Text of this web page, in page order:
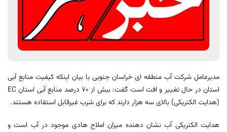
مدیرعامل شرکت آب منطقه ای خراسان جنوبی با بیان اینکه کیفیت منابع آبی
استان در حال تغییر و افت است گفت: بیش از ۷۰ درصد منابع آبی استان EC
(هدایت الکتریکی) بالای سه هزار دارند که برای شرب غیرقابل استفاده هستند.
هدایت الکتریکی آب نشان دهنده میزان املاح هادی موجود در آب است و